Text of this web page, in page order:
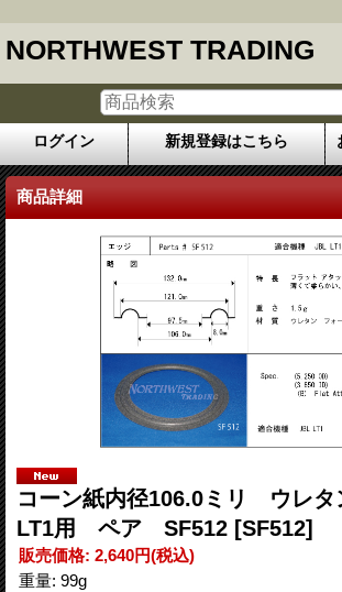
NORTHWEST TRADING
ログイン 新規登録はこちら
商品詳細
コーン紙内径106.0ミリ ウレ
LT1用 ペア SF512 [SF512]
販売価格: 2,640円(税込)
重量: 99g